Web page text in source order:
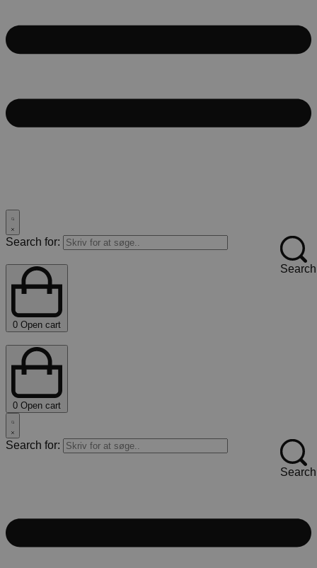
Search for:
Search
0 Open cart
0 Open cart
Search for:
Search